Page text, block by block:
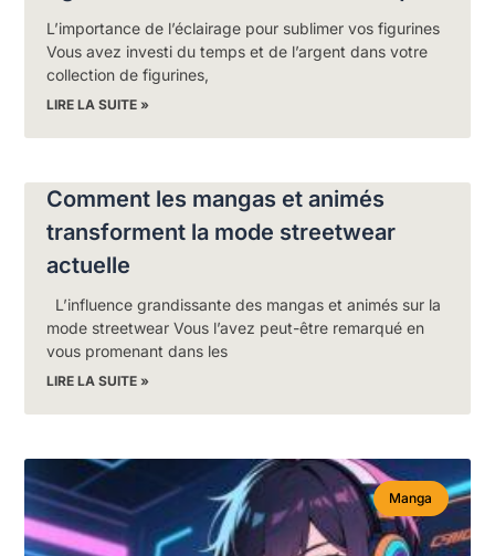
L’importance de l’éclairage pour sublimer vos figurines
Vous avez investi du temps et de l’argent dans votre
collection de figurines,
LIRE LA SUITE »
Comment les mangas et animés
transforment la mode streetwear
actuelle
L’influence grandissante des mangas et animés sur la
mode streetwear Vous l’avez peut-être remarqué en
vous promenant dans les
LIRE LA SUITE »
Manga